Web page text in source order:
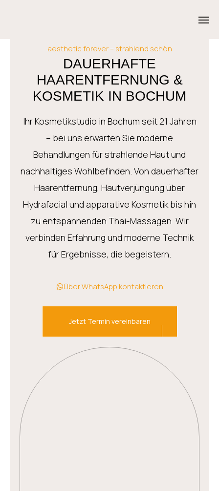
aesthetic forever – strahlend schön
DAUERHAFTE
HAARENTFERNUNG &
KOSMETIK IN BOCHUM
Ihr Kosmetikstudio in Bochum seit 21 Jahren
– bei uns erwarten Sie moderne
Behandlungen für strahlende Haut und
nachhaltiges Wohlbefinden. Von dauerhafter
Haarentfernung, Hautverjüngung über
Hydrafacial und apparative Kosmetikbis hin
zu entspannenden Thai-Massagen. Wir
verbinden Erfahrung und moderne Technik
für Ergebnisse, die begeistern.
Über WhatsApp kontaktieren
Jetzt Termin vereinbaren